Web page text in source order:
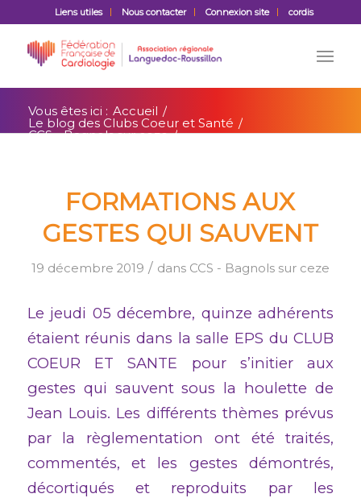
Liens utiles Nous contacter Connexion site cordis
Vous êtes ici : Accueil /
Le blog des Clubs Coeur et Santé /
CCS - Bagnols sur ceze /
FORMATIONS AUX
GESTES QUI SAUVENT
19 décembre 2019 / dans CCS - Bagnols sur ceze
Le jeudi 05 décembre, quinze adhérents
étaient réunis dans la salle EPS du CLUB
COEUR ET SANTE pour s’initier aux
gestes qui sauvent sous la houlette de
Jean Louis. Les différents thèmes prévus
par la règlementation ont été traités,
commentés, et les gestes démontrés,
décortiqués et reproduits par les